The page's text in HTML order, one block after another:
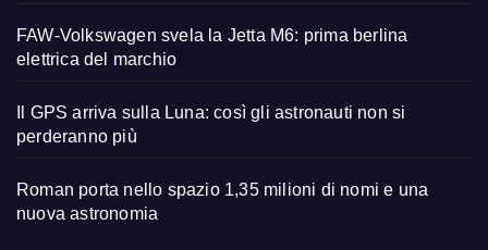
FAW-Volkswagen svela la Jetta M6: prima berlina
elettrica del marchio
Il GPS arriva sulla Luna: così gli astronauti non si
perderanno più
Roman porta nello spazio 1,35 milioni di nomi e una
nuova astronomia